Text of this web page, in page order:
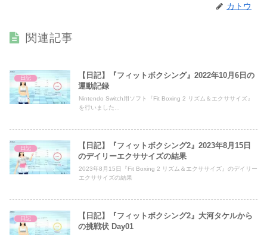
カトウ
関連記事
日記
【日記】『フィットボクシング』2022年10月6日の
運動記録
Nintendo Switch用ソフト『Fit Boxing 2 リズム＆エクササイズ』
を行いました...
日記
【日記】『フィットボクシング2』2023年8月15日
のデイリーエクササイズの結果
2023年8月15日『Fit Boxing 2 リズム＆エクササイズ』のデイリー
エクササイズの結果
日記
【日記】『フィットボクシング2』大河タケルから
の挑戦状 Day01